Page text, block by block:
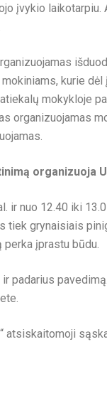
įvykio
kurie
mokykloje
organizuojamas
organizuoja
ir nuo 12.40 iki
tiek grynaisiais
perka įprastu būdu.
padarius
atsiskaitomoji